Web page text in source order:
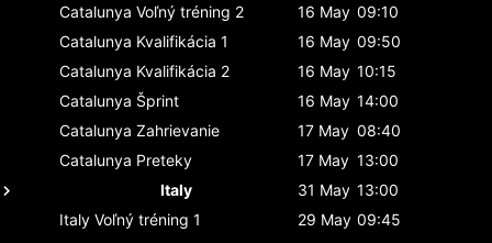
Catalunya Voľný tréning 2 16 May 09:10
Catalunya Kvalifikácia 1 16 May 09:50
Catalunya Kvalifikácia 2 16 May 10:15
Catalunya Šprint 16 May 14:00
Catalunya Zahrievanie 17 May 08:40
Catalunya Preteky 17 May 13:00
Italy
31 May 13:00
Italy Voľný tréning 1 29 May 09:45